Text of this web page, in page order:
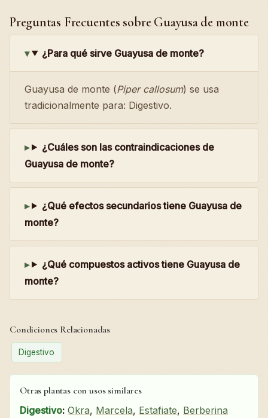
Preguntas Frecuentes sobre Guayusa de monte
¿Para qué sirve Guayusa de monte?
Guayusa de monte (Piper callosum) se usa
tradicionalmente para: Digestivo.
¿Cuáles son las contraindicaciones de
Guayusa de monte?
¿Qué efectos secundarios tiene Guayusa de
monte?
¿Qué compuestos activos tiene Guayusa de
monte?
Condiciones Relacionadas
Digestivo
Otras plantas con usos similares
Digestivo: Okra, Marcela, Estafiate, Berberina